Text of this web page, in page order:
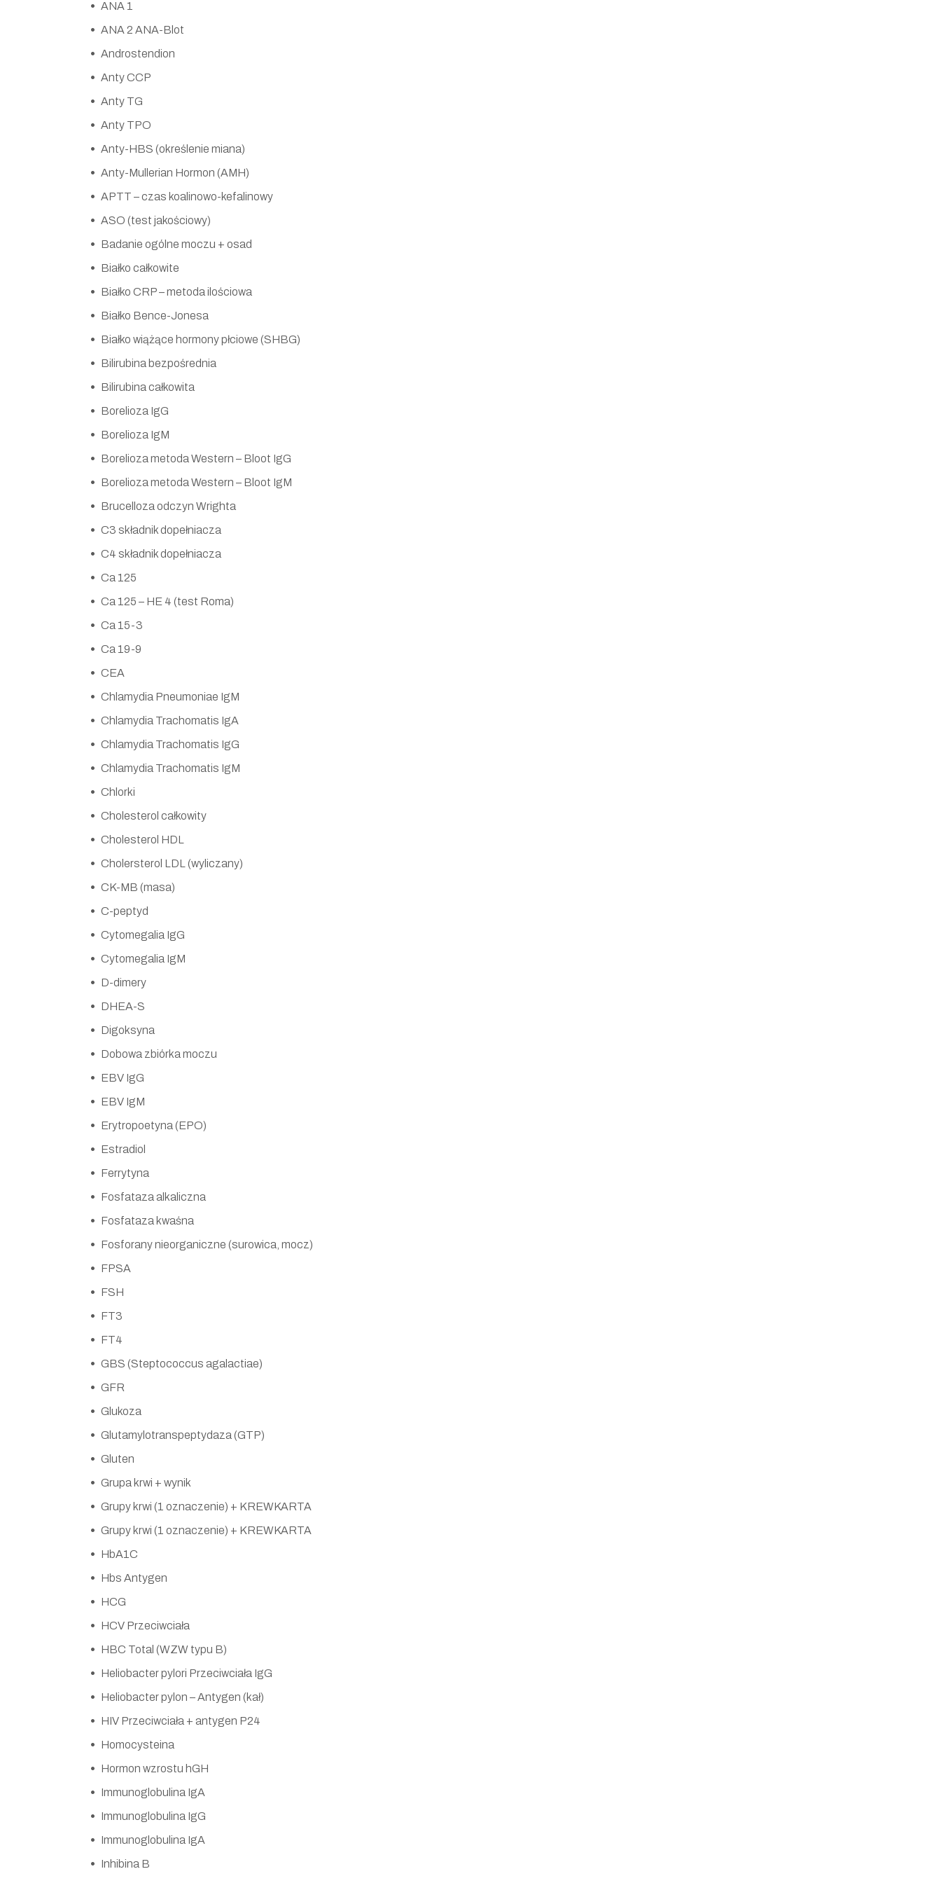
ANA 1
ANA 2 ANA-Blot
Androstendion
Anty CCP
Anty TG
Anty TPO
Anty-HBS (określenie miana)
Anty-Mullerian Hormon (AMH)
APTT – czas koalinowo-kefalinowy
ASO (test jakościowy)
Badanie ogólne moczu + osad
Białko całkowite
Białko CRP – metoda ilościowa
Białko Bence-Jonesa
Białko wiążące hormony płciowe (SHBG)
Bilirubina bezpośrednia
Bilirubina całkowita
Borelioza IgG
Borelioza IgM
Borelioza metoda Western – Bloot IgG
Borelioza metoda Western – Bloot IgM
Brucelloza odczyn Wrighta
C3 składnik dopełniacza
C4 składnik dopełniacza
Ca 125
Ca 125 – HE 4 (test Roma)
Ca 15-3
Ca 19-9
CEA
Chlamydia Pneumoniae IgM
Chlamydia Trachomatis IgA
Chlamydia Trachomatis IgG
Chlamydia Trachomatis IgM
Chlorki
Cholesterol całkowity
Cholesterol HDL
Cholersterol LDL (wyliczany)
CK-MB (masa)
C-peptyd
Cytomegalia IgG
Cytomegalia IgM
D-dimery
DHEA-S
Digoksyna
Dobowa zbiórka moczu
EBV IgG
EBV IgM
Erytropoetyna (EPO)
Estradiol
Ferrytyna
Fosfataza alkaliczna
Fosfataza kwaśna
Fosforany nieorganiczne (surowica, mocz)
FPSA
FSH
FT3
FT4
GBS (Steptococcus agalactiae)
GFR
Glukoza
Glutamylotranspeptydaza (GTP)
Gluten
Grupa krwi + wynik
Grupy krwi (1 oznaczenie) + KREWKARTA
Grupy krwi (1 oznaczenie) + KREWKARTA
HbA1C
Hbs Antygen
HCG
HCV Przeciwciała
HBC Total (WZW typu B)
Heliobacter pylori Przeciwciała IgG
Heliobacter pylon – Antygen (kał)
HIV Przeciwciała + antygen P24
Homocysteina
Hormon wzrostu hGH
Immunoglobulina IgA
Immunoglobulina IgG
Immunoglobulina IgA
Inhibina B